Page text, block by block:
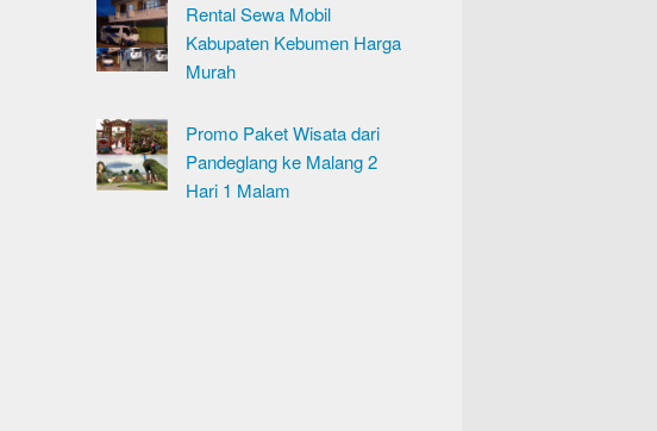
Rental Sewa Mobil
Kabupaten Kebumen Harga
Murah
Promo Paket Wisata dari
Pandeglang ke Malang 2
Hari 1 Malam